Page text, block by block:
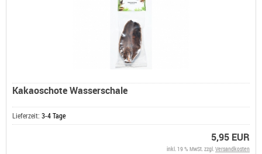
Kakaoschote Wasserschale
Lieferzeit: 3-4 Tage
5,95 EUR
inkl. 19 % MwSt. zzgl.Versandkosten